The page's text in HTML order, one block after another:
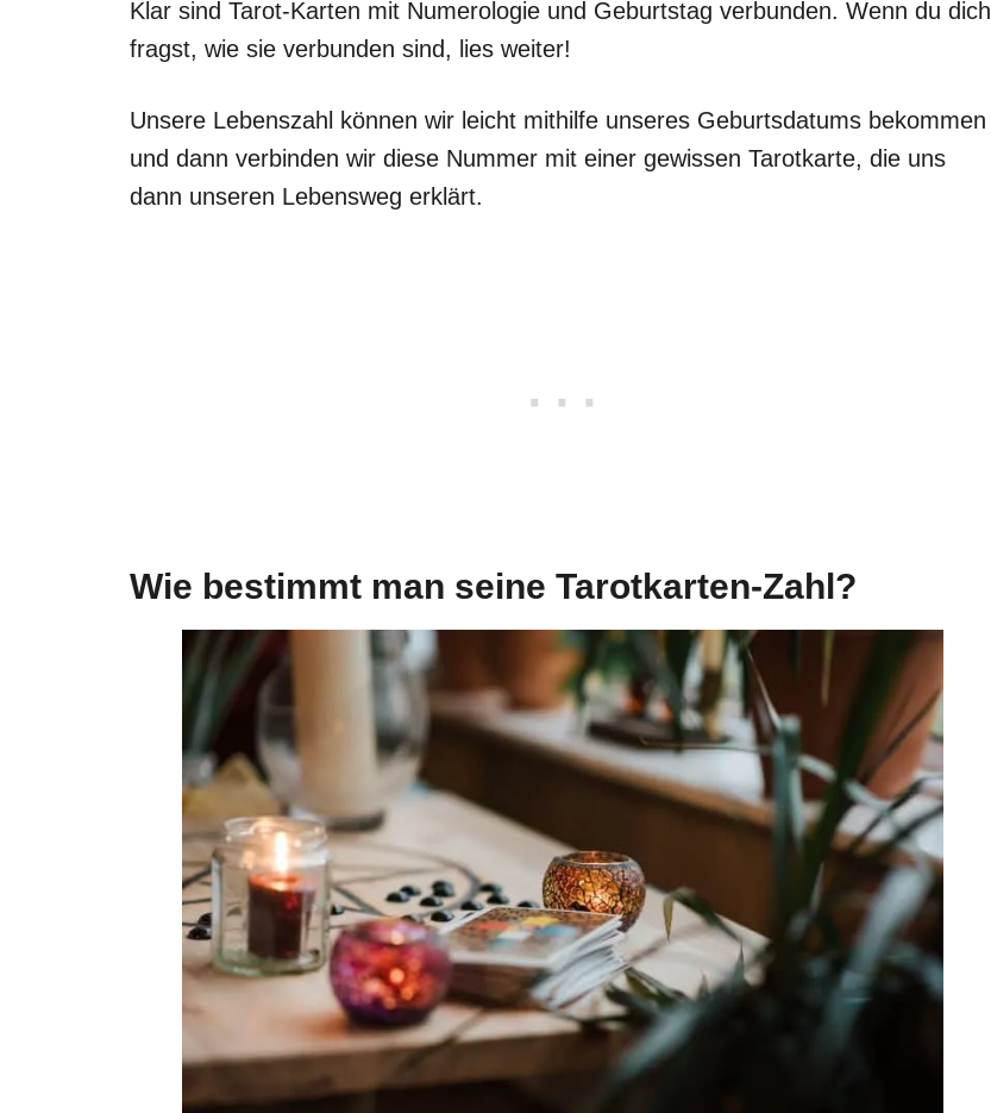
Klar sind Tarot-Karten mit Numerologie und Geburtstag verbunden. Wenn du dich
fragst, wie sie verbunden sind, lies weiter!
Unsere Lebenszahl können wir leicht mithilfe unseres Geburtsdatums bekommen
und dann verbinden wir diese Nummer mit einer gewissen Tarotkarte, die uns
dann unseren Lebensweg erklärt.
Wie bestimmt man seine Tarotkarten-Zahl?